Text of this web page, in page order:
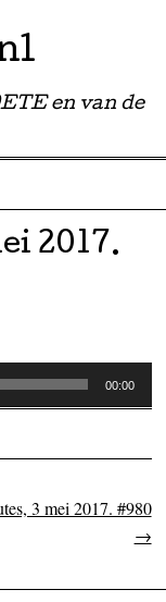
en van de
2017.
00:00
3 mei 2017. #980
→